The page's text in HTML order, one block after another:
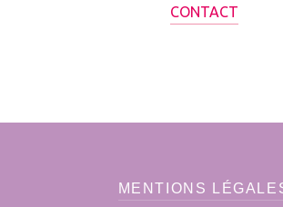
CONTACT
MENTIONS